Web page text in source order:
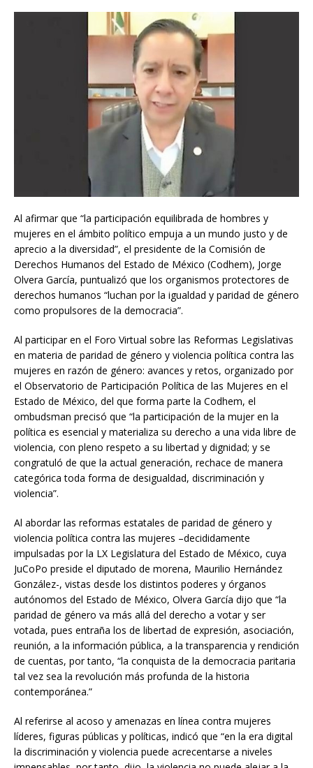
Al afirmar que “la participación equilibrada de hombres y
mujeres en el ámbito político empuja a un mundo justo y de
aprecio a la diversidad”, el presidente de la Comisión de
Derechos Humanos del Estado de México (Codhem), Jorge
Olvera García, puntualizó que los organismos protectores de
derechos humanos “luchan por la igualdad y paridad de género
como propulsores de la democracia”.
Al participar en el Foro Virtual sobre las Reformas Legislativas
en materia de paridad de género y violencia política contra las
mujeres en razón de género: avances y retos, organizado por
el Observatorio de Participación Política de las Mujeres en el
Estado de México, del que forma parte la Codhem, el
ombudsman precisó que “la participación de la mujer en la
política es esencial y materializa su derecho a una vida libre de
violencia, con pleno respeto a su libertad y dignidad; y se
congratuló de que la actual generación, rechace de manera
categórica toda forma de desigualdad, discriminación y
violencia”.
Al abordar las reformas estatales de paridad de género y
violencia política contra las mujeres –decididamente
impulsadas por la LX Legislatura del Estado de México, cuya
JuCoPo preside el diputado de morena, Maurilio Hernández
González-, vistas desde los distintos poderes y órganos
autónomos del Estado de México, Olvera García dijo que “la
paridad de género va más allá del derecho a votar y ser
votada, pues entraña los de libertad de expresión, asociación,
reunión, a la información pública, a la transparencia y rendición
de cuentas, por tanto, “la conquista de la democracia paritaria
tal vez sea la revolución más profunda de la historia
contemporánea.”
Al referirse al acoso y amenazas en línea contra mujeres
líderes, figuras públicas y políticas, indicó que “en la era digital
la discriminación y violencia puede acrecentarse a niveles